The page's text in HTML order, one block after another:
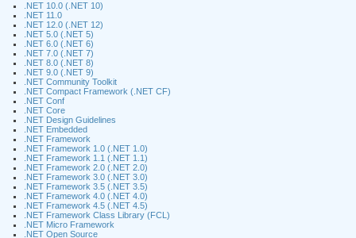
.NET 10.0 (.NET 10)
.NET 11.0
.NET 12.0 (.NET 12)
.NET 5.0 (.NET 5)
.NET 6.0 (.NET 6)
.NET 7.0 (.NET 7)
.NET 8.0 (.NET 8)
.NET 9.0 (.NET 9)
.NET Community Toolkit
.NET Compact Framework (.NET CF)
.NET Conf
.NET Core
.NET Design Guidelines
.NET Embedded
.NET Framework
.NET Framework 1.0 (.NET 1.0)
.NET Framework 1.1 (.NET 1.1)
.NET Framework 2.0 (.NET 2.0)
.NET Framework 3.0 (.NET 3.0)
.NET Framework 3.5 (.NET 3.5)
.NET Framework 4.0 (.NET 4.0)
.NET Framework 4.5 (.NET 4.5)
.NET Framework Class Library (FCL)
.NET Micro Framework
.NET Open Source